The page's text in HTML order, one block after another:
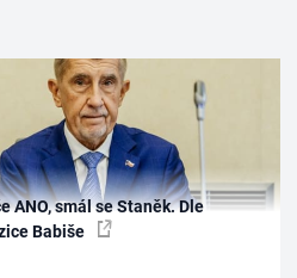
ANO, smál se Staněk. Dle
Babiše